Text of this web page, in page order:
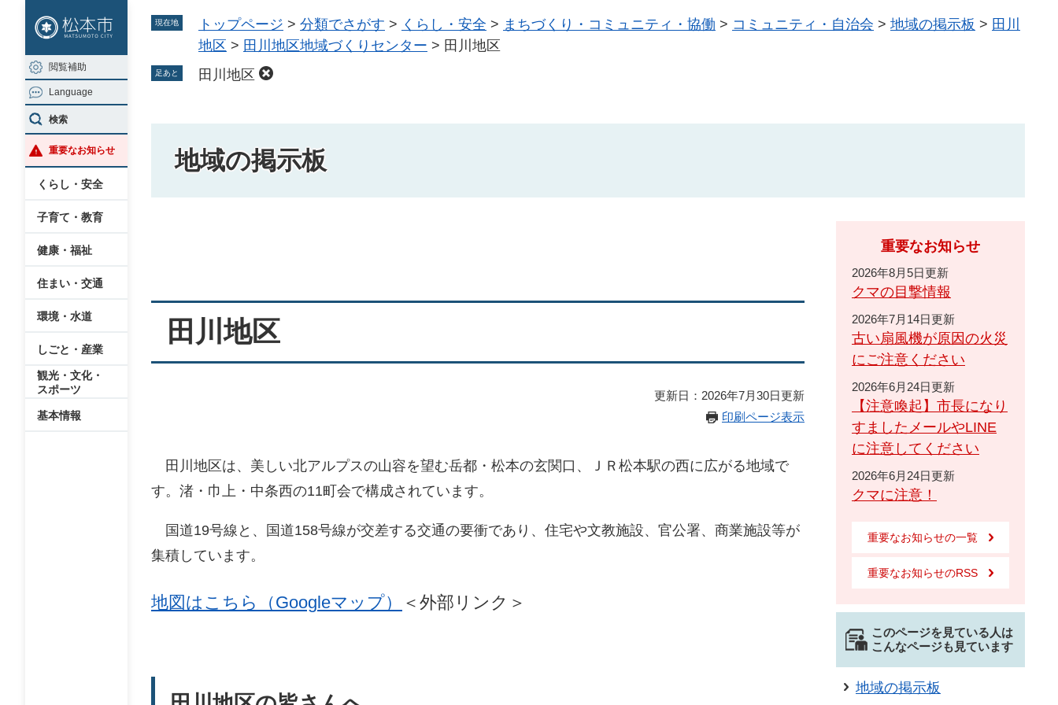
ジ
の
先
頭
で
す
ュ
ー
を
飛
ば
し
閲覧補助
Language
検索
重要なお知らせ
くらし・安全
子育て・教育
健康・福祉
住まい・交通
環境・水道
しごと・産業
観光・文化・
スポーツ
基本情報
現在地 トップページ > 分類でさがす > くらし・安全 > まちづくり・コミュニティ・協働 > コミュニティ・自治会 > 地域の掲示板 > 田川
地区 > 田川地区地域づくりセンター > 田川地区
足あと 田川地区
地域の掲示板
田川地区
更新日：2026年7月30日更新
印刷ページ表示
田川地区は、美しい北アルプスの山容を望む岳都・松本の玄関口、ＪＲ松本駅の西に広がる地域で
す。渚・巾上・中条西の11町会で構成されています。
国道19号線と、国道158号線が交差する交通の要衝であり、住宅や文教施設、官公署、商業施設等が
集積しています。
地図はこちら（Googleマップ） ＜外部リンク＞
重要なお知らせ
2026年8月5日更新
クマの目撃情報
2026年7月14日更新
古い扇風機が原因の火災
にご注意ください
2026年6月24日更新
【注意喚起】市長になり
すましたメールやLINE
に注意してください
2026年6月24日更新
クマに注意！
重要なお知らせの一覧
重要なお知らせのRSS
このページを見ている人は
こんなページも見ています
地域の掲示板